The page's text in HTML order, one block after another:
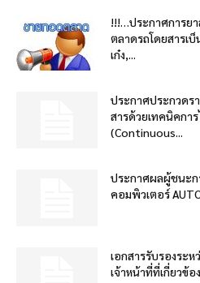
!!!…ประกาศการย
ตลาดรถโดยสารเ
เก๋ง,...
ประกาศประกวดร
สารด้วยเทคนิคกา
(Continuous...
ประกาศผลผู้ชนะก
คอมพิวเตอร์
เอกสารรับรองระ
เจ้าหน้าที่ที่เกี่ยวข้